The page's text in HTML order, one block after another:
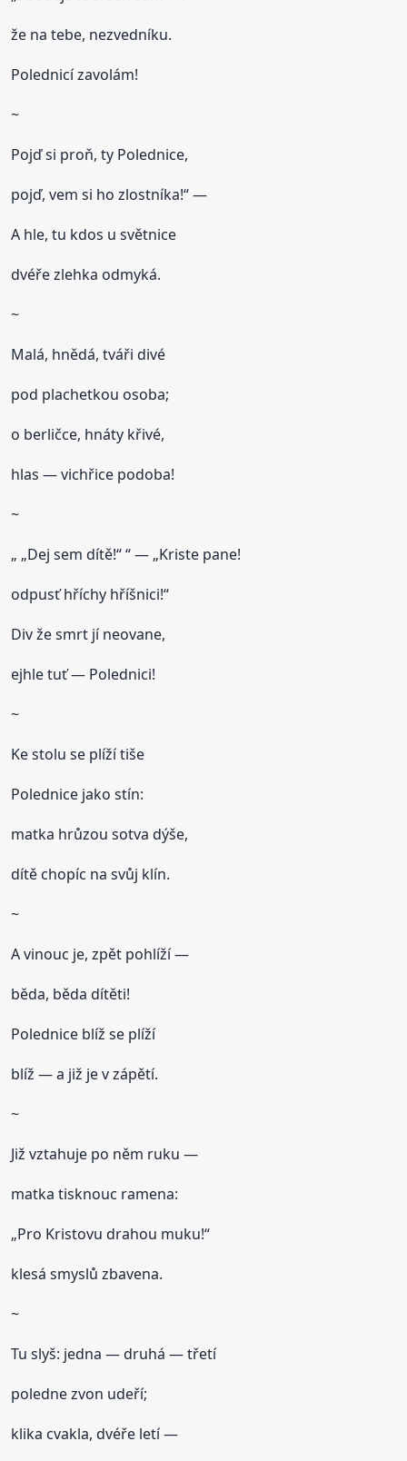
že na tebe, nezvedníku.
Polednicí zavolám!
~
Pojď si proň, ty Polednice,
pojď, vem si ho zlostníka!“ —
A hle, tu kdos u světnice
dvéře zlehka odmyká.
~
Malá, hnědá, tváři divé
pod plachetkou osoba;
o berličce, hnáty křivé,
hlas — vichřice podoba!
~
„ „Dej sem dítě!“ “ — „Kriste pane!
odpusť hříchy hříšnici!“
Div že smrt jí neovane,
ejhle tuť — Polednici!
~
Ke stolu se plíží tiše
Polednice jako stín:
matka hrůzou sotva dýše,
dítě chopíc na svůj klín.
~
A vinouc je, zpět pohlíží —
běda, běda dítěti!
Polednice blíž se plíží
blíž — a již je v zápětí.
~
Již vztahuje po něm ruku —
matka tisknouc ramena:
„Pro Kristovu drahou muku!“
klesá smyslů zbavena.
~
Tu slyš: jedna — druhá — třetí
poledne zvon udeří;
klika cvakla, dvéře letí —